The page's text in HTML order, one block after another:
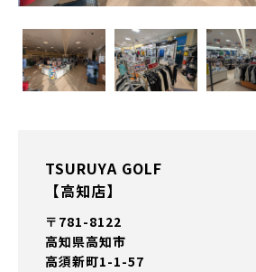
TSURUYA GOLF
【高知店】
〒781-8122
高知県高知市
高須新町1-1-57